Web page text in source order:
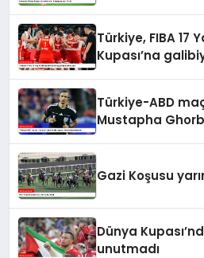
Türkiye, FIBA 17
Kupası’na
Türkiye-ABD
Mustapha
Gazi Koşusu
Dünya
unutmadı